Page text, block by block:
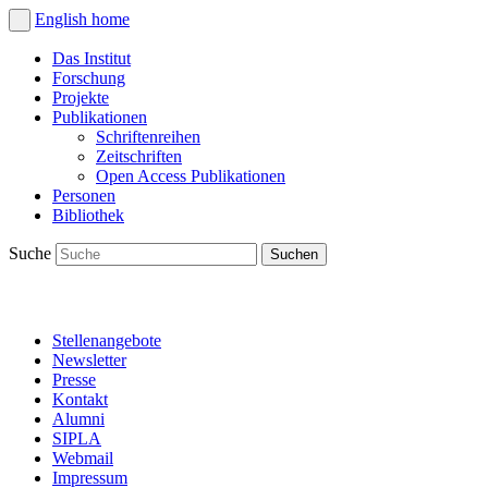
English home
Das Institut
Forschung
Projekte
Publikationen
Schriftenreihen
Zeitschriften
Open Access Publikationen
Personen
Bibliothek
Suche
Stellenangebote
Newsletter
Presse
Kontakt
Alumni
SIPLA
Webmail
Impressum